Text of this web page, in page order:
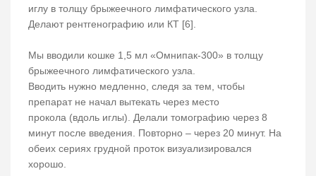
иглу в толщу брыжеечного лимфатического узла.
Делают рентгенографию или КТ [6].
Мы вводили кошке 1,5 мл «Омнипак-300» в толщу
брыжеечного лимфатического узла.
Вводить нужно медленно, следя за тем, чтобы
препарат не начал вытекать через место
прокола (вдоль иглы). Делали томографию через 8
минут после введения. Повторно – через 20 минут. На
обеих сериях грудной проток визуализировался
хорошо.